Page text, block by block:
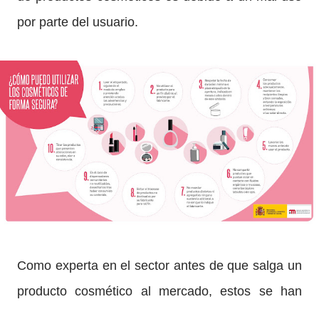
por parte del usuario.
Como experta en el sector antes de que salga un
producto cosmético al mercado, estos se han